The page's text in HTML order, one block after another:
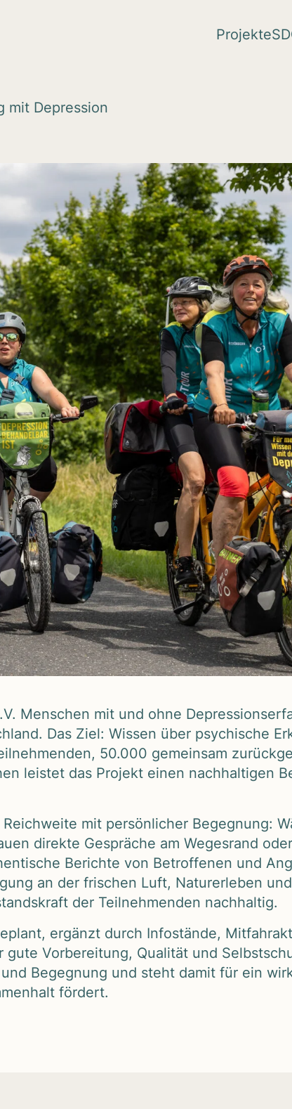
Pro­jekte
mit Depres­sion
Men­schen mit und ohne
Das Ziel: Wis­sen über psy­chi­sche
50.000 gemein­sam
leis­tet das Pro­jekt einen nach­hal­ti­gen
mit per­sön­li­cher Begeg­nung:
direkte Gesprä­che am Weges­rand
Berichte von Betrof­fe­nen und
an der fri­schen Luft, Natur­er­le­ben
der Teil­neh­men­den nach­hal­tig.
ergänzt durch Info­stände,
Vor­be­rei­tung, Qua­li­tät und
Begeg­nung und steht damit für ein
för­dert.